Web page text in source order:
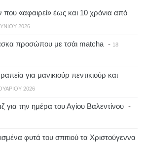
που «αφαιρεί» έως και 10 χρόνια από
2026
προσώπου με τσάι matcha - 18
για μανικιούρ πεντικιούρ και
2026
για την ημέρα του Αγίου Βαλεντίνου -
φυτά του σπιτιού τα Χριστούγεννα